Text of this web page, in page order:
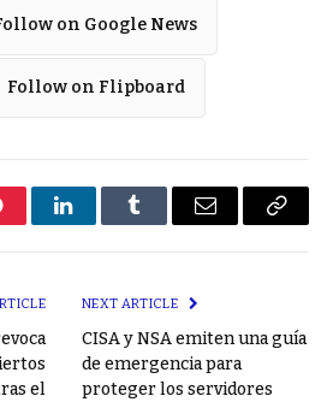
on Google News
Follow on Flipboard
LinkedInTumblr Email
Copy
el
NEXT ARTICLE
CISA y NSA emiten una guía
de emergencia para
proteger los servidores